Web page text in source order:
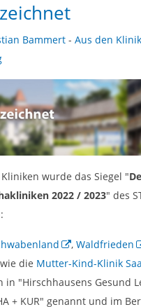
Bammert - Aus den
wurde das Siegel "
2022 / 2023" des
, Waldfrieden
die Mutter-Kind-Klinik
in "Hirschhausens Gesund
+ KUR" genannt und im